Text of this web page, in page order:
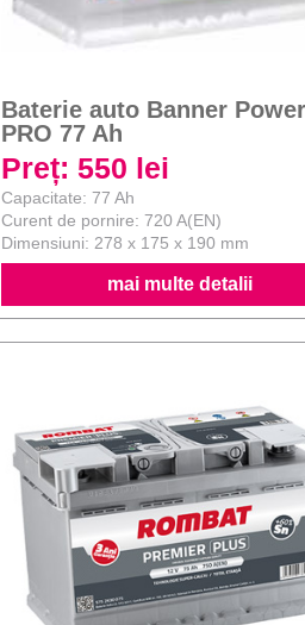
Baterie auto Banner
PRO 77 Ah
Preț: 550 lei
Capacitate: 77 Ah
Curent de pornire: 720 A(EN)
Dimensiuni: 278 x 175 x 190 mm
mai multe detalii